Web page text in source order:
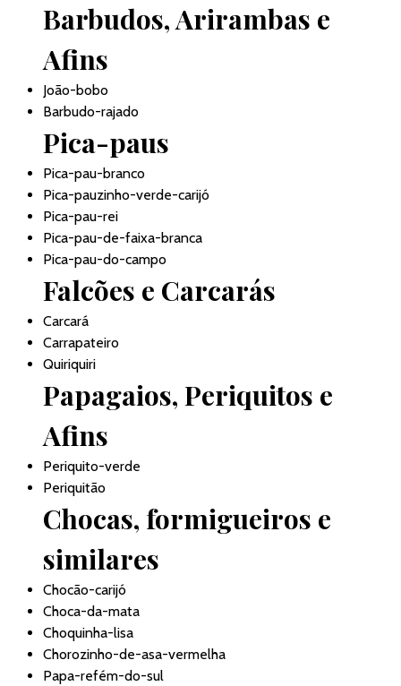
Barbudos, Arirambas e
Afins
João-bobo
Barbudo-rajado
Pica-paus
Pica-pau-branco
Pica-pauzinho-verde-carijó
Pica-pau-rei
Pica-pau-de-faixa-branca
Pica-pau-do-campo
Falcões e Carcarás
Carcará
Carrapateiro
Quiriquiri
Papagaios, Periquitos e
Afins
Periquito-verde
Periquitão
Chocas, formigueiros e
similares
Chocão-carijó
Choca-da-mata
Choquinha-lisa
Chorozinho-de-asa-vermelha
Papa-refém-do-sul